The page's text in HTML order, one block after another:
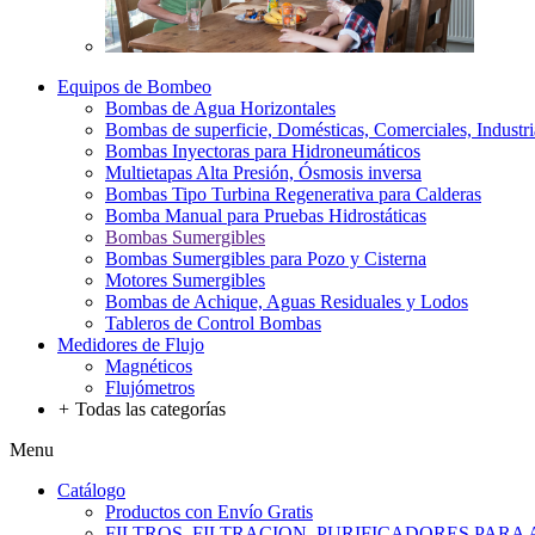
Equipos de Bombeo
Bombas de Agua Horizontales
Bombas de superficie, Domésticas, Comerciales,
Bombas Inyectoras para Hidroneumáticos
Multietapas Alta Presión, Ósmosis inversa
Bombas Tipo Turbina Regenerativa para Calderas
Bomba Manual para Pruebas Hidrostáticas
Bombas Sumergibles
Bombas Sumergibles para Pozo y Cisterna
Motores Sumergibles
Bombas de Achique, Aguas Residuales y Lodos
Tableros de Control Bombas
Medidores de Flujo
Magnéticos
Flujómetros
+ Todas las categorías
Menu
Catálogo
Productos con Envío Gratis